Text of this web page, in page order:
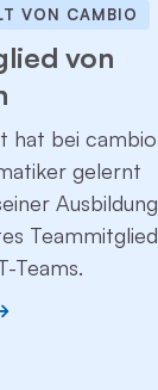
VON CAMBIO
von
hat bei cambio
gelernt
Ausbildung
Teammitglied
Teams.